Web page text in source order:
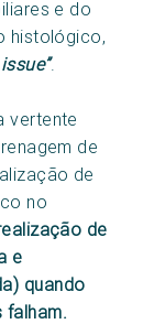
e do
histológico,
.
vertente
de
de
no
de
e
quando